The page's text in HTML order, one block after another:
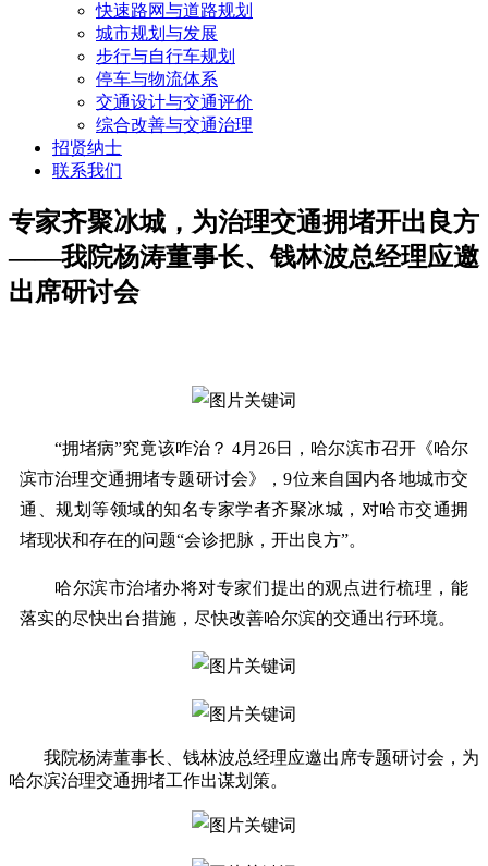
快速路网与道路规划
城市规划与发展
步行与自行车规划
停车与物流体系
交通设计与交通评价
综合改善与交通治理
招贤纳士
联系我们
专家齐聚冰城，为治理交通拥堵开出良方
——我院杨涛董事长、钱林波总经理应邀
出席研讨会
“拥堵病”究竟该咋治？ 4月26日，哈尔滨市召开《哈尔
滨市治理交通拥堵专题研讨会》，9位来自国内各地城市交
通、规划等领域的知名专家学者齐聚冰城，对哈市交通拥
堵现状和存在的问题“会诊把脉，开出良方”。
哈尔滨市治堵办将对专家们提出的观点进行梳理，能
落实的尽快出台措施，尽快改善哈尔滨的交通出行环境。
我院杨涛董事长、钱林波总经理应邀出席专题研讨会，为
哈尔滨治理交通拥堵工作出谋划策。